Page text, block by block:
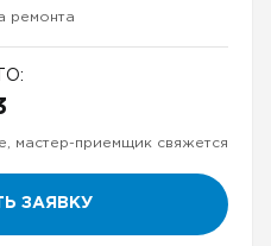
ремонта
мастер-приемщик свяжется
ЗАЯВКУ